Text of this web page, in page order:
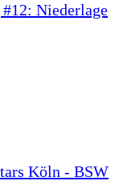
Niederlage
Köln - BSW